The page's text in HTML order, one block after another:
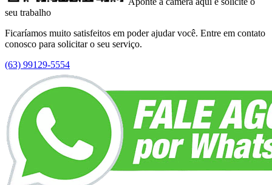
seu trabalho
Ficaríamos muito satisfeitos em poder ajudar você. Entre em contato
conosco para solicitar o seu serviço.
(63) 99129-5554